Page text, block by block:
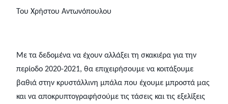
Του Χρήστου Αντωνόπουλου
Με τα δεδομένα να έχουν αλλάξει τη σκακιέρα για την
περίοδο 2020-2021, θα επιχειρήσουμε να κοιτάξουμε
βαθιά στην κρυστάλλινη μπάλα που έχουμε μπροστά μας
και να αποκρυπτογραφήσούμε τις τάσεις και τις εξελίξεις